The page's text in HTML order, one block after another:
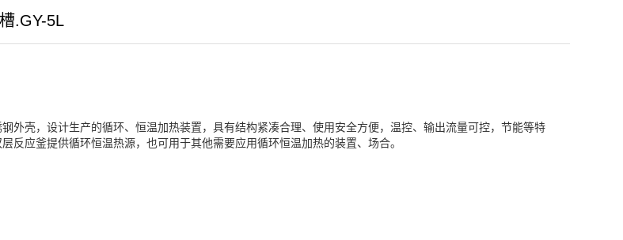
.GY-5L
外壳，设计生产的循环、恒温加热装置，具有结构紧凑合理、使用安全方便，温控、输出流量可控，节能等特
反应釜提供循环恒温热源，也可用于其他需要应用循环恒温加热的装置、场合。